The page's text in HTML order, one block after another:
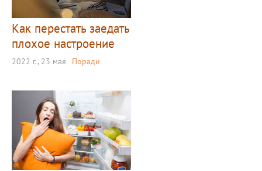
Как перестать заедать
плохое настроение
2022 г., 23 мая Поради